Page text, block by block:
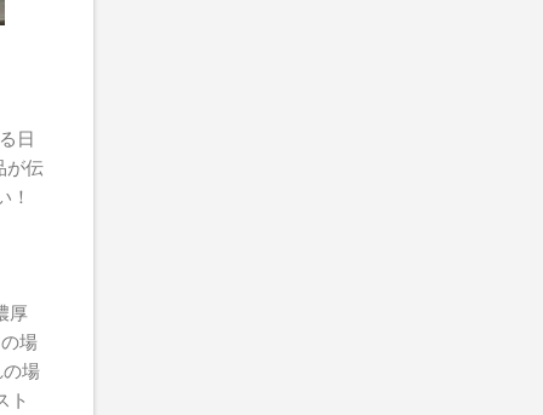
日
が伝
！
厚
場
場
ト